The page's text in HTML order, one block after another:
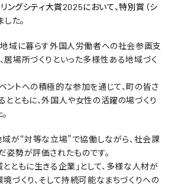
ングシティ大賞2025において、特別賞（シ
した。
地域に暮らす外国人労働者への社会参画支
場所づくりといった多様性ある地域づく
ントへの積極的な参加を通じて、町の皆さ
とともに、外国人や女性の活躍の場づくり
域が“対等な立場”で協働しながら、社会課
勢が評価されたものです。
ともに生きる企業」として、多様な人材が
づくり、そして持続可能なまちづくりへの